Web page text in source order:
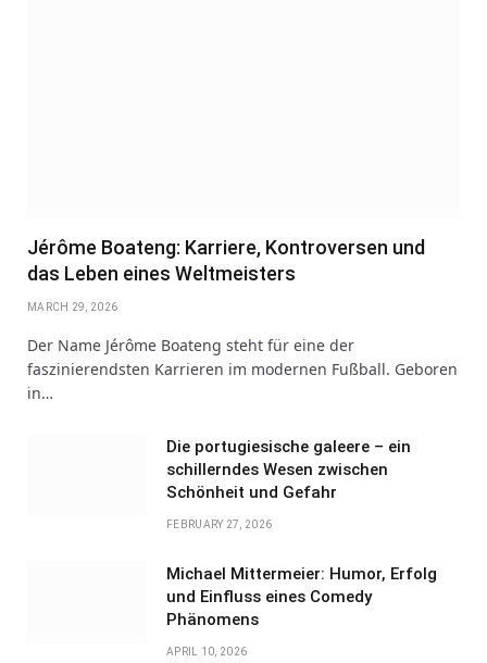
Jérôme Boateng: Karriere, Kontroversen und
das Leben eines Weltmeisters
MARCH 29, 2026
Der Name Jérôme Boateng steht für eine der
faszinierendsten Karrieren im modernen Fußball. Geboren
in…
Die portugiesische galeere – ein
schillerndes Wesen zwischen
Schönheit und Gefahr
FEBRUARY 27, 2026
Michael Mittermeier: Humor, Erfolg
und Einfluss eines Comedy
Phänomens
APRIL 10, 2026